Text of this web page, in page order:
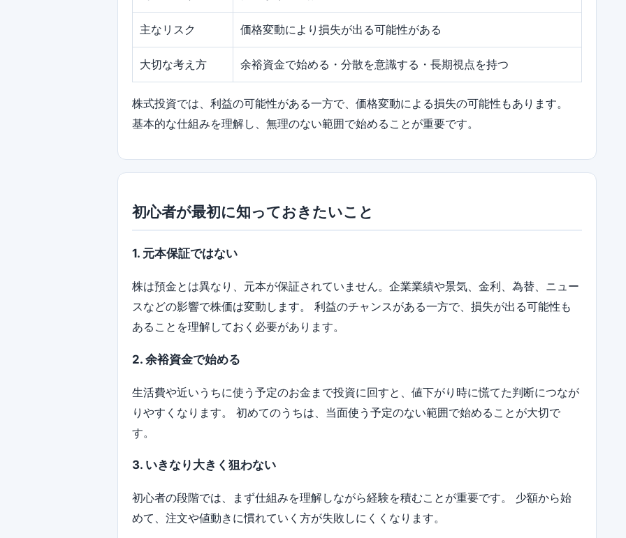
主なリスク 価格変動により損失が出る可能性がある
大切な考え方 余裕資金で始める・分散を意識する・長期視点を持つ
株式投資では、利益の可能性がある一方で、価格変動による損失の可能性もあります。
基本的な仕組みを理解し、無理のない範囲で始めることが重要です。
初心者が最初に知っておきたいこと
1. 元本保証ではない
株は預金とは異なり、元本が保証されていません。企業業績や景気、金利、為替、ニュー
スなどの影響で株価は変動します。 利益のチャンスがある一方で、損失が出る可能性も
あることを理解しておく必要があります。
2. 余裕資金で始める
生活費や近いうちに使う予定のお金まで投資に回すと、値下がり時に慌てた判断につなが
りやすくなります。 初めてのうちは、当面使う予定のない範囲で始めることが大切で
す。
3. いきなり大きく狙わない
初心者の段階では、まず仕組みを理解しながら経験を積むことが重要です。 少額から始
めて、注文や値動きに慣れていく方が失敗しにくくなります。